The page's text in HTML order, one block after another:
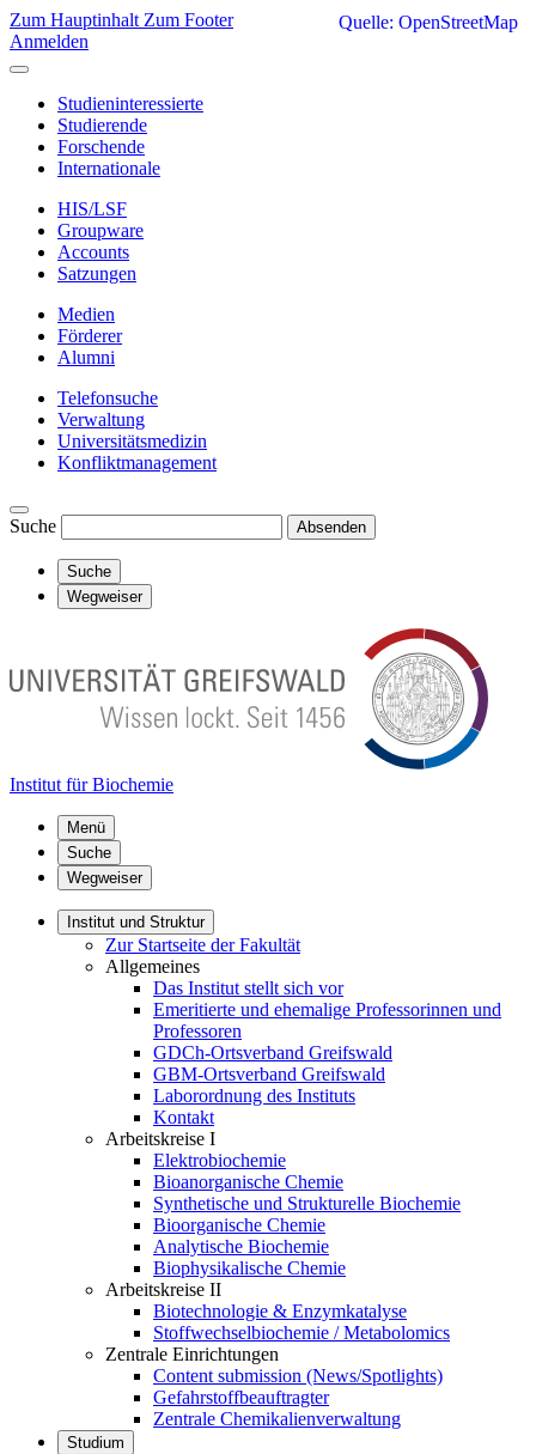
Zum Hauptinhalt Zum Footer
Anmelden
Studieninteressierte
Studierende
Forschende
Internationale
HIS/LSF
Groupware
Accounts
Satzungen
Medien
Förderer
Alumni
Telefonsuche
Verwaltung
Universitätsmedizin
Konfliktmanagement
Suche Absenden
Suche
Wegweiser
Institut für Biochemie
Menü
Suche
Wegweiser
Institut und Struktur
Zur Startseite der Fakultät
Allgemeines
Das Institut stellt sich vor
Emeritierte und ehemalige Professorinnen und
Professoren
GDCh-Ortsverband Greifswald
GBM-Ortsverband Greifswald
Laborordnung des Instituts
Kontakt
Arbeitskreise I
Elektrobiochemie
Bioanorganische Chemie
Synthetische und Strukturelle Biochemie
Bioorganische Chemie
Analytische Biochemie
Biophysikalische Chemie
Arbeitskreise II
Biotechnologie & Enzymkatalyse
Stoffwechselbiochemie / Metabolomics
Zentrale Einrichtungen
Content submission (News/Spotlights)
Gefahrstoffbeauftragter
Zentrale Chemikalienverwaltung
Studium
Quelle: OpenStreetMap